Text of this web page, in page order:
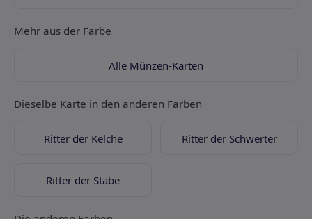
Mehr aus der Farbe
Alle Münzen-Karten
Dieselbe Karte in den anderen Farben
Ritter der Kelche Ritter der Schwerter
Ritter der Stäbe